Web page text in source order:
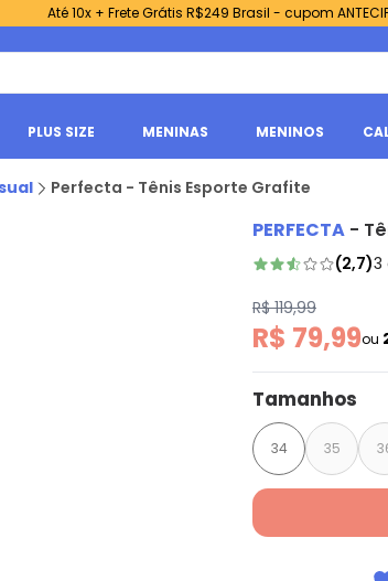
Até 10x + Frete Grátis R$249 Brasil - cupom
PLUS SIZE MENINAS MENINOS
Perfecta - Tênis Esporte Grafite
PERFECTA -
(2,7)3
R$ 119,99
R$ 79,99ou
Tamanhos
34 35